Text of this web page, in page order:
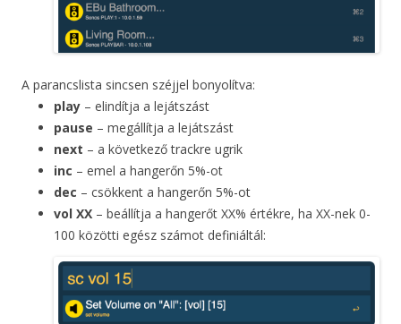
A parancslista sincsen széjjel bonyolítva:
play – elindítja a lejátszást
pause – megállítja a lejátszást
next – a következő trackre ugrik
inc – emel a hangerőn 5%-ot
dec – csökkent a hangerőn 5%-ot
vol XX – beállítja a hangerőt XX% értékre, ha XX-nek 0-
100 közötti egész számot definiáltál: